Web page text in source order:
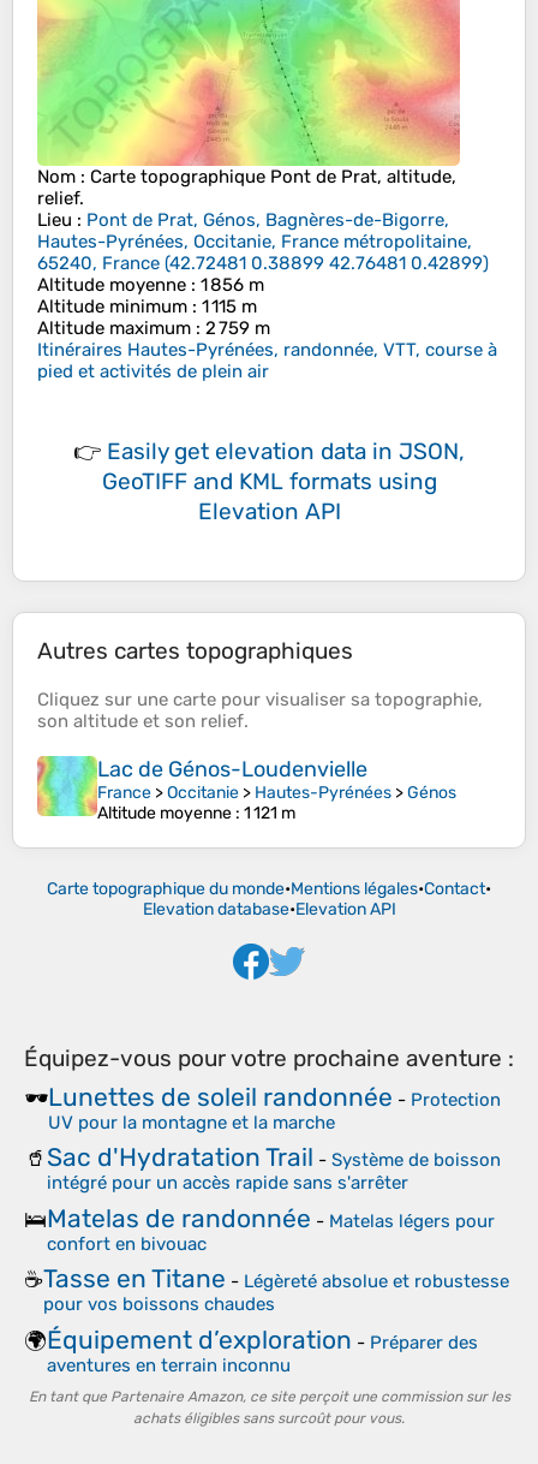
Nom : Carte topographique Pont de Prat, altitude,
relief.
Lieu : Pont de Prat, Génos, Bagnères-de-Bigorre,
Hautes-Pyrénées, Occitanie, France métropolitaine,
65240, France (42.72481 0.38899 42.76481 0.42899)
Altitude moyenne : 1 856 m
Altitude minimum : 1 115 m
Altitude maximum : 2 759 m
Itinéraires Hautes-Pyrénées, randonnée, VTT, course à
pied et activités de plein air
👉 Easily get elevation data in JSON,
GeoTIFF and KML formats using
Elevation API
Autres cartes topographiques
Cliquez sur une carte pour visualiser sa topographie,
son altitude et son relief.
Lac de Génos-Loudenvielle
France >Occitanie > Hautes-Pyrénées >Génos
Altitude moyenne : 1 121 m
Carte topographique du monde•Mentions légales•Contact•
Elevation database•Elevation API
Équipez-vous pour votre prochaine aventure :
🕶️Lunettes de soleil randonnée - Protection
UV pour la montagne et la marche
🥤 Sac d'Hydratation Trail - Système de boisson
intégré pour un accès rapide sans s'arrêter
🛌Matelas de randonnée - Matelas légers pour
confort en bivouac
☕Tasse en Titane - Légèreté absolue et robustesse
pour vos boissons chaudes
🌍Équipement d’exploration - Préparer des
aventures en terrain inconnu
En tant que Partenaire Amazon, ce site perçoit une commission sur les
achats éligibles sans surcoût pour vous.